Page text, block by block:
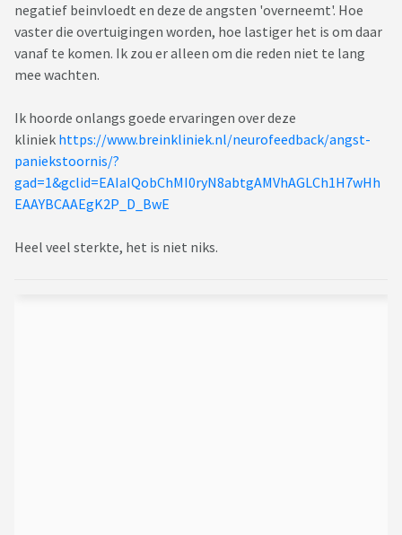
negatief beinvloedt en deze de angsten 'overneemt'. Hoe
vaster die overtuigingen worden, hoe lastiger het is om daar
vanaf te komen. Ik zou er alleen om die reden niet te lang
mee wachten.
Ik hoorde onlangs goede ervaringen over deze
kliniek https://www.breinkliniek.nl/neurofeedback/angst-
paniekstoornis/?
gad=1&gclid=EAIaIQobChMI0ryN8abtgAMVhAGLCh1H7wHh
EAAYBCAAEgK2P_D_BwE
Heel veel sterkte, het is niet niks.